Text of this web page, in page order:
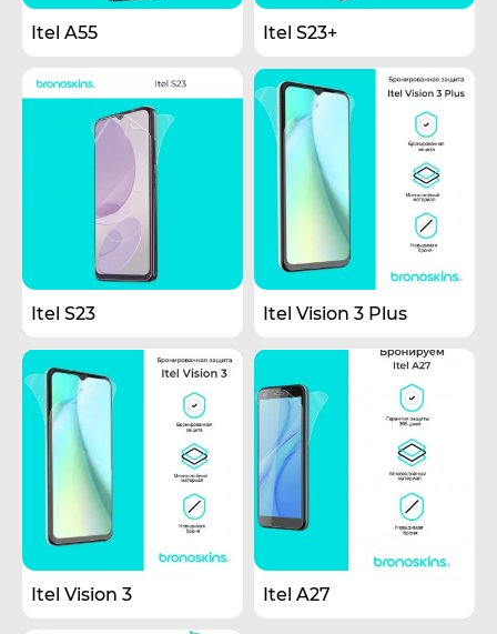
Itel A55 Itel S23+
Itel S23 Itel Vision 3 Plus
Itel Vision 3 Itel A27